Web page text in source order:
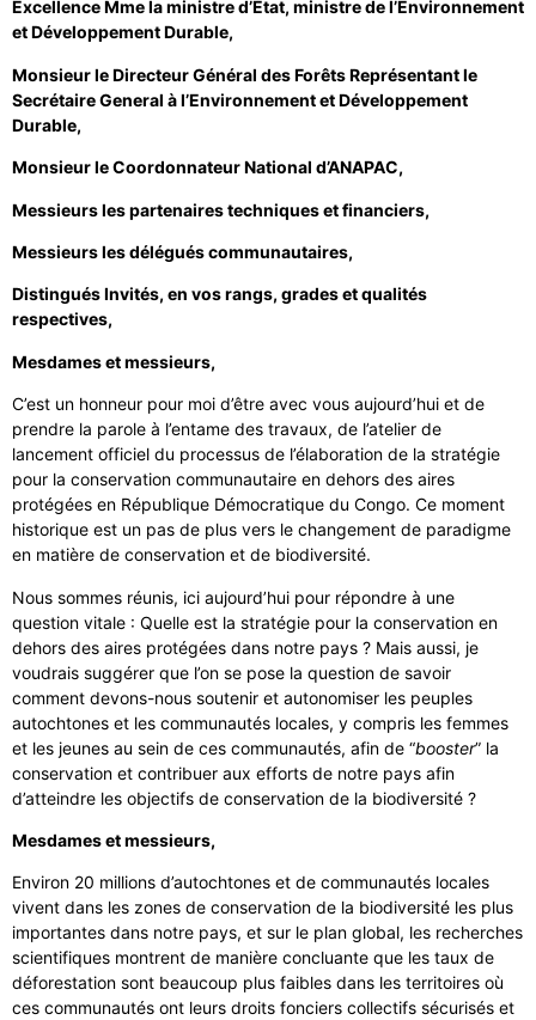
Excellence Mme la ministre d’État, ministre de l’Environnement
et Développement Durable,
Monsieur le Directeur Général des Forêts Représentant le
Secrétaire General à l’Environnement et Développement
Durable,
Monsieur le Coordonnateur National d’ANAPAC,
Messieurs les partenaires techniques et financiers,
Messieurs les délégués communautaires,
Distingués Invités, en vos rangs, grades et qualités
respectives,
Mesdames et messieurs,
C’est un honneur pour moi d’être avec vous aujourd’hui et de
prendre la parole à l’entame des travaux, de l’atelier de
lancement officiel du processus de l’élaboration de la stratégie
pour la conservation communautaire en dehors des aires
protégées en République Démocratique du Congo. Ce moment
historique est un pas de plus vers le changement de paradigme
en matière de conservation et de biodiversité.
Nous sommes réunis, ici aujourd’hui pour répondre à une
question vitale : Quelle est la stratégie pour la conservation en
dehors des aires protégées dans notre pays ? Mais aussi, je
voudrais suggérer que l’on se pose la question de savoir
comment devons-nous soutenir et autonomiser les peuples
autochtones et les communautés locales, y compris les femmes
et les jeunes au sein de ces communautés, afin de “booster” la
conservation et contribuer aux efforts de notre pays afin
d’atteindre les objectifs de conservation de la biodiversité ?
Mesdames et messieurs,
Environ 20 millions d’autochtones et de communautés locales
vivent dans les zones de conservation de la biodiversité les plus
importantes dans notre pays, et sur le plan global, les recherches
scientifiques montrent de manière concluante que les taux de
déforestation sont beaucoup plus faibles dans les territoires où
ces communautés ont leurs droits fonciers collectifs sécurisés et